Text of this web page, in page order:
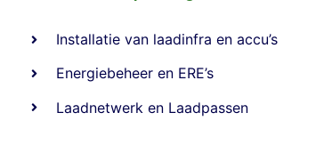
Installatie van laadinfra en accu’s
Energiebeheer en ERE’s
Laadnetwerk en Laadpassen